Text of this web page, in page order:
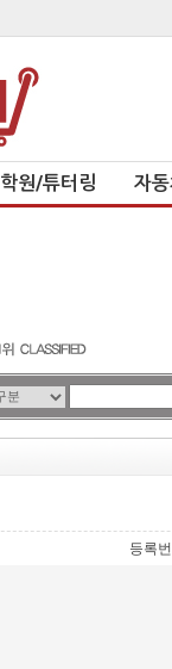
학원/튜터링 자
등록